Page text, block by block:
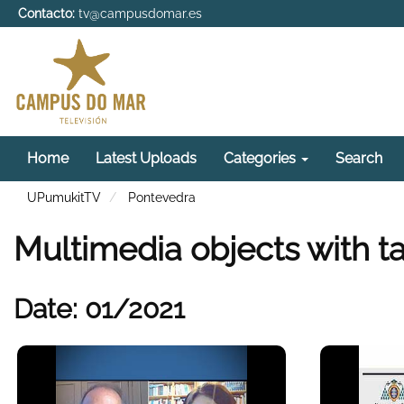
Contacto: tv@campusdomar.es
Home Latest Uploads Categories Search
UPumukitTV Pontevedra
Multimedia objects with
Date: 01/2021